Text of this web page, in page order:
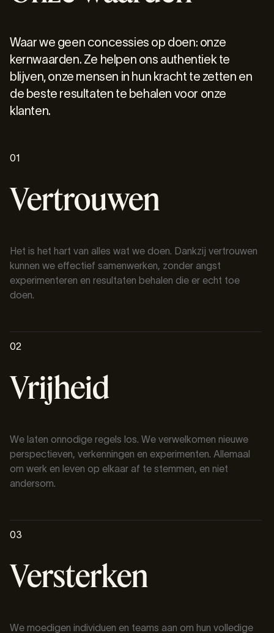
Waar we geen concessies op doen: onze
kernwaarden. Ze helpen ons authentiek te
blijven, onze mensen in hun kracht te zetten en
de beste resultaten te behalen voor onze
klanten.
01
Vertrouwen
Het is het hart van alles wat we doen. Dankzij vertrouwen
kunnen we effectief samenwerken, zonder angst
experimenteren en resultaten behalen die er echt toe
doen.
02
Vrijheid
We laten onnodige regels los. We verwelkomen nieuwe
perspectieven, verkenningen en experimenten. Allemaal
om werk en leven op elkaar af te stemmen, en niet
andersom.
03
Versterken
We moedigen individuen en teams aan om hun volledige